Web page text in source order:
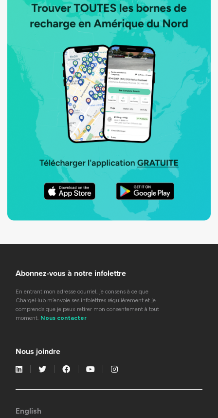
Abonnez-vous à notre infolettre
En entrant mon adresse courriel, je consens à ce que
ChargeHub m’envoie ses infolettres régulièrement et je
comprends que je peux retirer mon consentement à tout
moment. Nous contacter
Nous joindre
English